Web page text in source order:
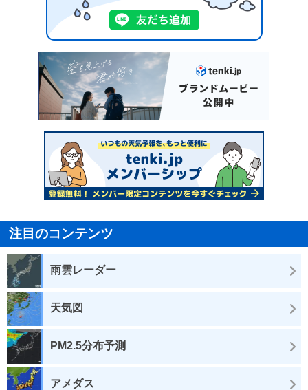
注目のコンテンツ
雨雲レーダー
天気図
PM2.5分布予測
アメダス